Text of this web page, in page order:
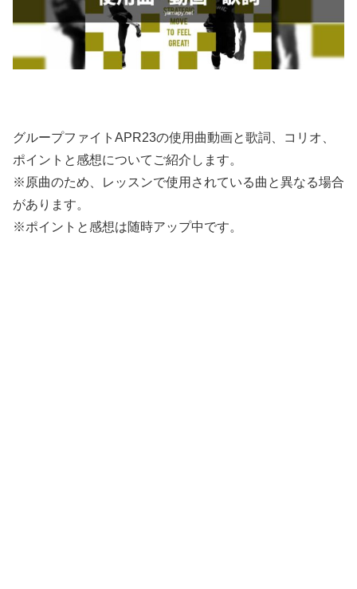
グループファイトAPR23の使用曲動画と歌詞、コリオ、
ポイントと感想についてご紹介します。
※原曲のため、レッスンで使用されている曲と異なる場合
があります。
※ポイントと感想は随時アップ中です。